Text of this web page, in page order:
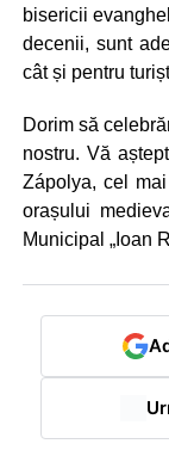
bisericii
decenii, sunt
cât și pentru
Dorim să
nostru. Vă
Zápolya, cel
orașului
Municipal „Ioan